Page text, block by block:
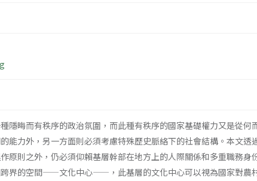
隱晦而有秩序的政治氛圍，而此種有秩序的國家基礎權力又是從何
能力外，另一方面則必須考慮特殊歷史脈絡下的社會結構。本文透
原則之外，仍必須仰賴基層幹部在地方上的人際關係和多重職務身
界的空間——文化中心——，此基層的文化中心可以視為國家對農